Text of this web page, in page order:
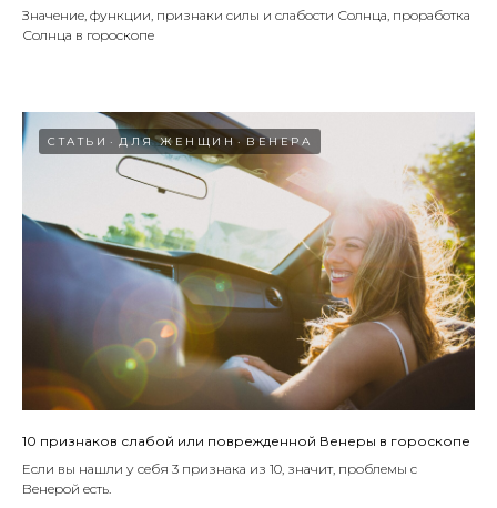
Значение, функции, признаки силы и слабости Солнца, проработка
Солнца в гороскопе
СТАТЬИ ДЛЯ ЖЕНЩИН ВЕНЕРА
10 признаков слабой или поврежденной Венеры в гороскопе
Если вы нашли у себя 3 признака из 10, значит, проблемы с
Венерой есть.